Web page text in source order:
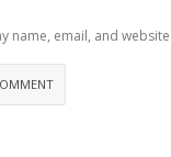
name, email, and